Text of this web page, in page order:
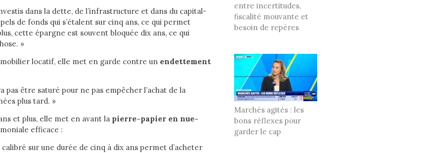
dans la dette, de l’infrastructure et dans du capital-
de fonds qui s’étalent sur cinq ans, ce qui permet
cette épargne est souvent bloquée dix ans, ce qui
»
locatif, elle met en garde contre un endettement
être saturé pour ne pas empêcher l’achat de la
plus tard. »
et plus, elle met en avant la pierre-papier en nue-
efficace :
sur une durée de cinq à dix ans permet d’acheter
entre incertitudes,
fiscalité mouvante et
besoin de repères
Marchés agités : les
bons réflexes pour
garder le cap